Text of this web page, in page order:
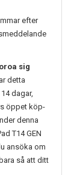
efter
sig
detta
dagar,
öppet köp-
denna
T14 GEN
ansöka om
så att ditt